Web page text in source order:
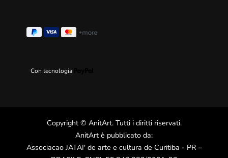
Con tecnologia
Copyright© AnitArt. Tutti i diritti riservati.
AnitArt è pubblicato da:
Associacao JATAI' de arte e cultura de Curitiba - PR –